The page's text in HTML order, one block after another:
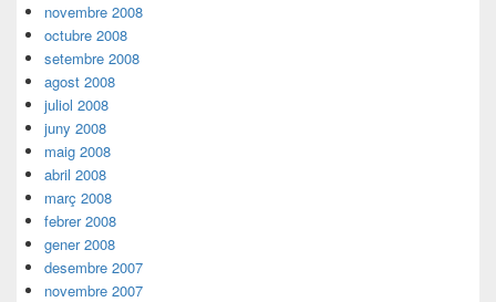
novembre 2008
octubre 2008
setembre 2008
agost 2008
juliol 2008
juny 2008
maig 2008
abril 2008
març 2008
febrer 2008
gener 2008
desembre 2007
novembre 2007